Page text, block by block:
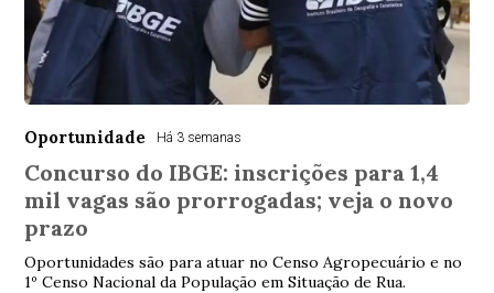
Oportunidade Há 3 semanas
Concurso do IBGE: inscrições para 1,4
mil vagas são prorrogadas; veja o novo
prazo
Oportunidades são para atuar no Censo Agropecuário e no
1º Censo Nacional da População em Situação de Rua.